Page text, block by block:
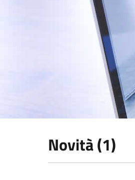
Novità (1)